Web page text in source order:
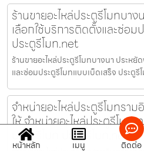
ร้านขายอะไหล่ประตูรีโมทบาง
เลือกใช้บริการติดตั้งและซ่อม
ประตูรีโมท.net
ร้านขายอะไหล่ประตูรีโมทบางนา ประหยั
และซ่อมประตูรีโมทแบบเบ็ดเสร็จ ประตู
จำหน่ายอะไหล่ประตูรีโมทราม
ให้ จำหน่ายอะไหล่ประตูรีโมท
ประตูรีโมท ประตูรีโมท.net
หน้าหลัก เมนู ติดต่อ